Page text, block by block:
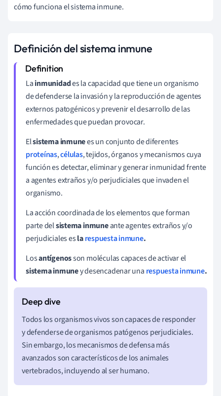
cómo funciona el sistema inmune.
Definición del sistema inmune
Lainmunidades la capacidad que tiene un organismo
de defenderse la invasión y la reproducción de agentes
externos patogénicos y prevenir el desarrollo de las
enfermedades que puedan provocar.
Elsistema inmunees un conjunto de diferentes
proteínas,células, tejidos, órganos y mecanismos cuya
función es detectar, eliminar y generar inmunidad frente
a agentes extraños y/o perjudiciales que invaden el
organismo.
La acción coordinada de los elementos que forman
parte delsistema inmuneanteagentes extraños y/o
perjudicialeseslarespuesta inmune.
Losantígenosson moléculas capaces de activar el
sistema inmuney desencadenar una respuesta inmune.
Todos los organismos vivos son capaces de responder
y defenderse de organismos patógenos perjudiciales.
Sin embargo, los mecanismos de defensa más
avanzados son característicos de los animales
vertebrados, incluyendo al ser humano.